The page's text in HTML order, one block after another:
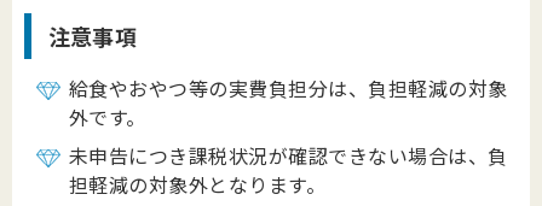
注意事項
給食やおやつ等の実費負担分は、負担軽減の対象
外です。
未申告につき課税状況が確認できない場合は、負
担軽減の対象外となります。